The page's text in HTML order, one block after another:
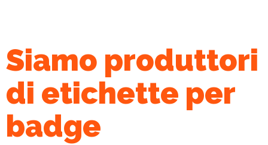
Siamo produttori
di etichette per
badge